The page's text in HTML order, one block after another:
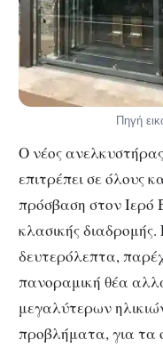
Πηγή
Ο νέος
επιτρέπει σε όλους
πρόσβαση στον Ιερό
κλασικής διαδρομής.
δευτερόλεπτα,
πανοραμική θέα
μεγαλύτερων
προβλήματα, για τα